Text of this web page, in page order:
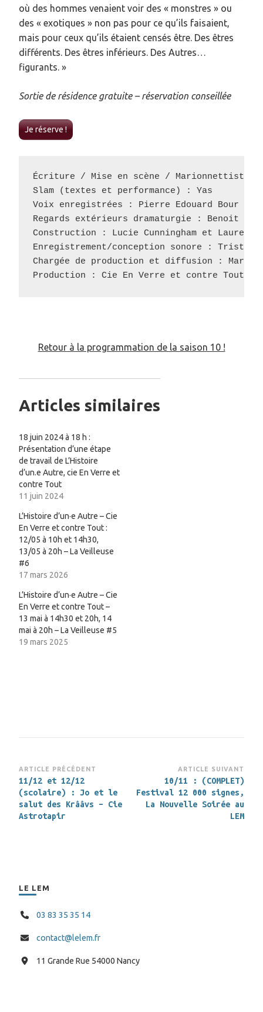
où des hommes venaient voir des « monstres » ou
des « exotiques » non pas pour ce qu’ils faisaient,
mais pour ceux qu’ils étaient censés être. Des êtres
différents. Des êtres inférieurs. Des Autres…
figurants. »
Sortie de résidence gratuite – réservation conseillée
Je réserve !
Écriture / Mise en scène / Marionnettiste
Slam (textes et performance) : Yas
Voix enregistrées : Pierre Edouard Bour et
Regards extérieurs dramaturgie : Benoit
Construction : Lucie Cunningham et
Enregistrement/conception sonore :
Chargée de production et diffusion :
Production : Cie En Verre et contre Tout
Retour à la programmation de la saison 10 !
Articles similaires
18 juin 2024 à 18 h :
Présentation d’une étape
de travail de L’Histoire
d’un.e Autre, cie En Verre et
contre Tout
11 juin 2024
L’Histoire d’un·e Autre – Cie
En Verre et contre Tout :
12/05 à 10h et 14h30,
13/05 à 20h – La Veilleuse
#6
17 mars 2026
L’Histoire d’un·e Autre – Cie
En Verre et contre Tout –
13 mai à 14h30 et 20h, 14
mai à 20h – La Veilleuse #5
19 mars 2025
Navigation
d’article
ARTICLE PRÉCÉDENT
11/12 et 12/12
(scolaire) : Jo et le
salut des Krââvs – Cie
Astrotapir
ARTICLE SUIVANT
10/11 : (COMPLET)
Festival 12 000 signes,
La Nouvelle Soirée au
LEM
LE LEM
03 83 35 35 14
contact@lelem.fr
11 Grande Rue 54000 Nancy